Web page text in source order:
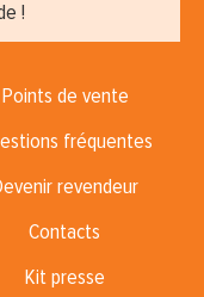
!
Points de vente
fréquentes
revendeur
Contacts
Kit presse